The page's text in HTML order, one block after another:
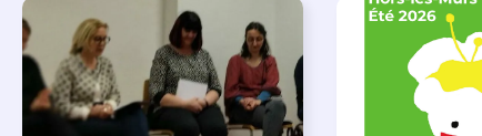
APPEL À SOUTIEN ,
VIE DE L'ASSOCIATION
BIBLIOTHÈQUES ,
LECTURE
LITTÉRATURE